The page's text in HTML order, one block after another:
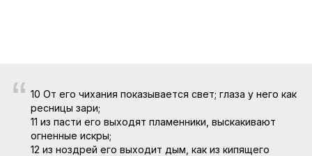
“ 10 От его чихания показывается свет; глаза у него как
ресницы зари;
11 из пасти его выходят пламенники, выскакивают
огненные искры;
12 из ноздрей его выходит дым, как из кипящего